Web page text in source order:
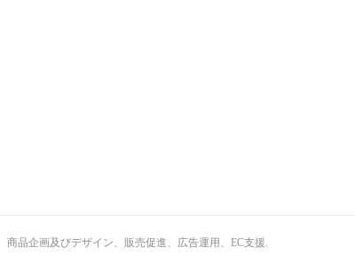
品企画及びデザイン、販売促進、広告運用、EC支援.